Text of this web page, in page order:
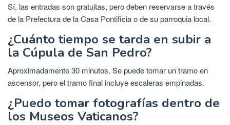
Sí, las entradas son gratuitas, pero deben reservarse a través
de la Prefectura de la Casa Pontificia o de su parroquia local.
¿Cuánto tiempo se tarda en subir a
la Cúpula de San Pedro?
Aproximadamente 30 minutos. Se puede tomar un tramo en
ascensor, pero el tramo final incluye escaleras empinadas.
¿Puedo tomar fotografías dentro de
los Museos Vaticanos?